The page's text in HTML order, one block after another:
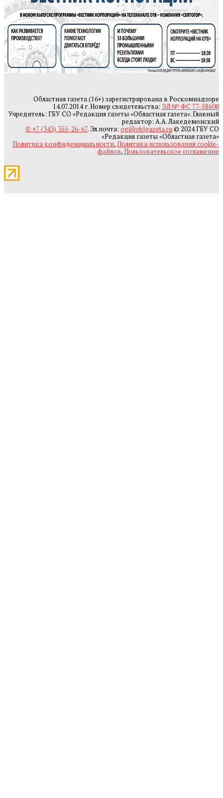
Областная газета (16+) зарегистрирована в Роскомнадзоре
14.07.2014 г. Номер свидетельства: ЭЛ № ФС 77-58600
Учредитель: ГБУ СО «Редакция газеты «Областная газета». Главный
редактор: А.А. Лакедемонский
✆ +7 (343) 355-26-67. Эл.почта: og@oblgazeta.ru© 2024 ГБУ СО
«Редакция газеты «Областная газета»
Политика конфиденциальности,Политика использования cookie-
файлов,Пользовательское соглашение